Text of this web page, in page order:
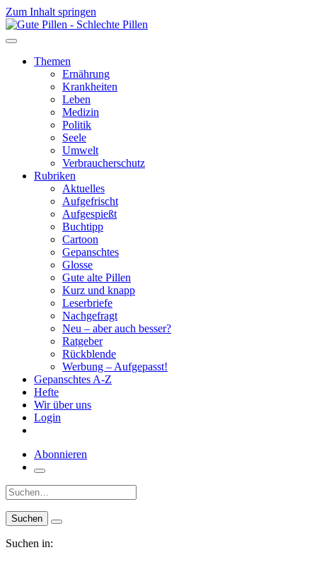
Zum Inhalt springen
Themen
Ernährung
Krankheiten
Leben
Medizin
Politik
Seele
Umwelt
Verbraucherschutz
Rubriken
Aktuelles
Aufgefrischt
Aufgespießt
Buchtipp
Cartoon
Gepanschtes
Glosse
Gute alte Pillen
Kurz und knapp
Leserbriefe
Nachgefragt
Neu – aber auch besser?
Ratgeber
Rückblende
Werbung – Aufgepasst!
Gepanschtes A-Z
Hefte
Wir über uns
Login
Abonnieren
Suche:
Suchen in: